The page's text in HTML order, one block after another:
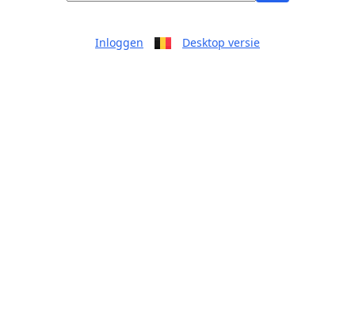
Inloggen Desktop versie